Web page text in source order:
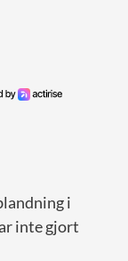
i
inte gjort